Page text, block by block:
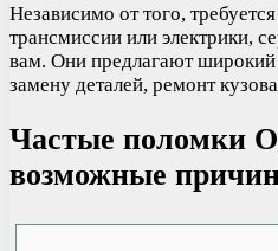
Независимо от того,
трансмиссии или электрики,
вам. Они предлагают широкий
замену деталей, ремонт
Частые поломки
возможные